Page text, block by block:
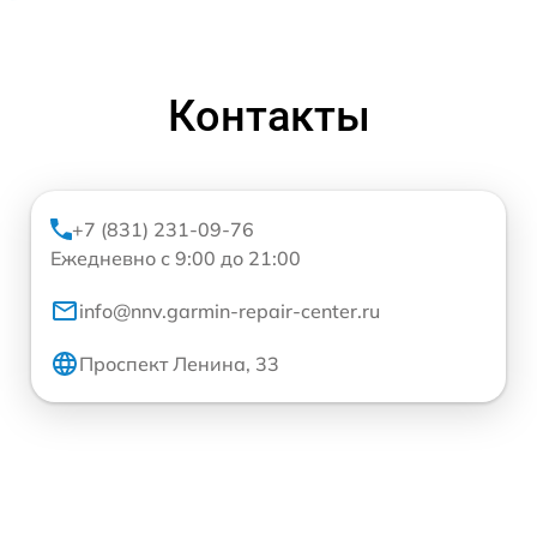
Контакты
+7 (831) 231-09-76
Ежедневно с 9:00 до 21:00
info@nnv.garmin-repair-center.ru
Проспект Ленина, 33